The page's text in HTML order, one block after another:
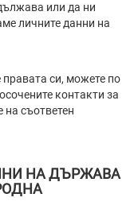
или да ни
личните данни на
правата си, можете по
контакти за
на съответен
НА ДЪРЖАВА